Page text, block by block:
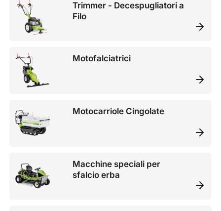
Trimmer - Decespugliatori a
Filo
Motofalciatrici
Motocarriole Cingolate
Macchine speciali per
sfalcio erba